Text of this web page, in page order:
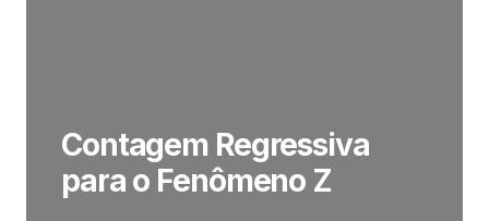
Contagem Regressiva
para o Fenômeno Z